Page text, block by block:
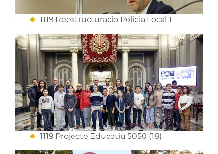
1119 Reestructuració Policia Local 1
1119 Projecte Educatiu 5050 (18)